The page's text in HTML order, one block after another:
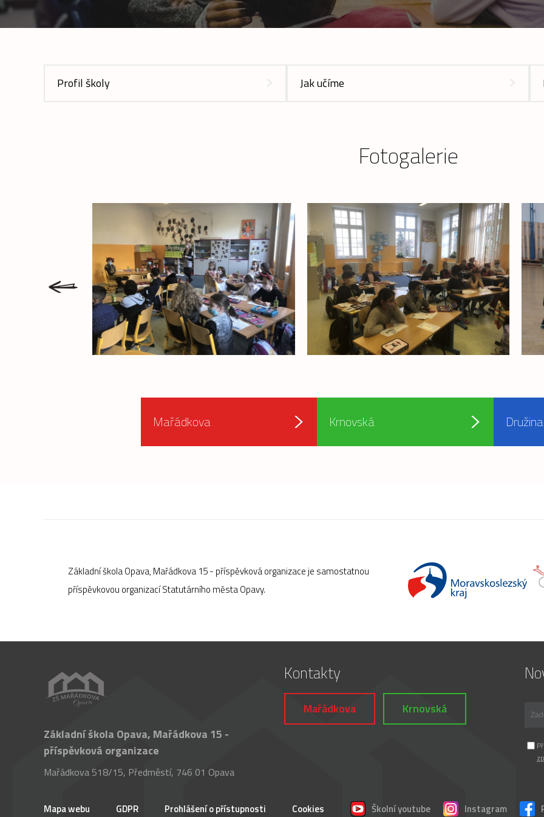
Profil školy Jak učíme
Fotogalerie
Mařádkova Krnovská Družina
Základní škola Opava, Mařádkova 15 - příspěvková organizace je samostatnou
příspěvkovou organizací Statutárního města Opavy.
Základní škola Opava, Mařádkova 15 -
příspěvková organizace
Mařádkova 518/15, Předměstí, 746 01 Opava
Kontakty
Mařádkova Krnovská
Mapa webu GDPR Prohlášení o přístupnosti Cookies Školní youtube Instagram